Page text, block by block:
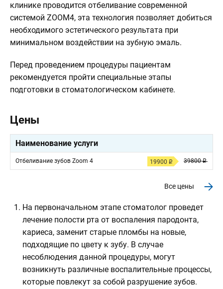
клинике проводится отбеливание современной
системой ZOOM4, эта технология позволяет добиться
необходимого эстетического результата при
минимальном воздействии на зубную эмаль.
Перед проведением процедуры пациентам
рекомендуется пройти специальные этапы
подготовки в стоматологическом кабинете.
Цены
Наименование услуги
Отбеливание зубов Zoom 4 19900 39800
Все цены
На первоначальном этапе стоматолог проведет
лечение полости рта от воспаления пародонта,
кариеса, заменит старые пломбы на новые,
подходящие по цвету к зубу. В случае
несоблюдения данной процедуры, могут
возникнуть различные воспалительные процессы,
которые повлекут за собой разрушение зубов.